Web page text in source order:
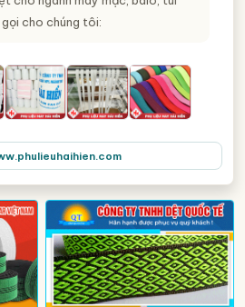
cho chúng tôi: